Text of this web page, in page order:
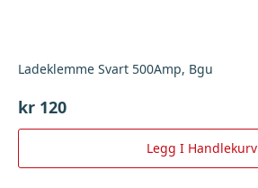
Ladeklemme Svart 500Amp, Bgu
kr 120
Legg I Handlekurv